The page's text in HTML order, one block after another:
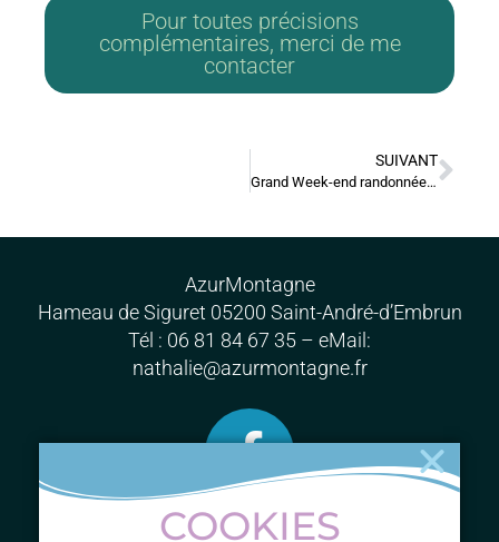
Pour toutes précisions
complémentaires, merci de me
contacter
SUIVANT
Grand Week-end randonnée bien-être
AzurMontagne
Hameau de Siguret 05200 Saint-André-d’Embrun
Tél : 06 81 84 67 35 – eMail:
nathalie@azurmontagne.fr
COOKIES